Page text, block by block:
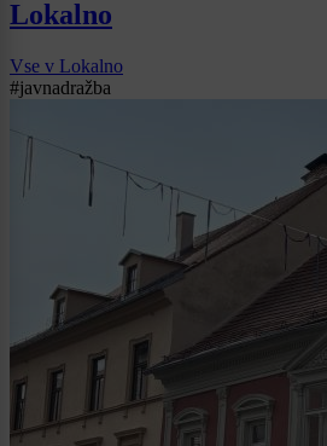
Lokalno
Vse v Lokalno
#javnadražba